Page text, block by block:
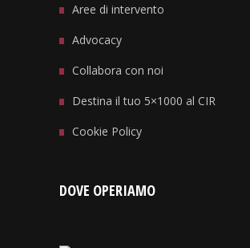
Aree di intervento
Advocacy
Collabora con noi
Destina il tuo 5×1000 al CIR
Cookie Policy
DOVE OPERIAMO